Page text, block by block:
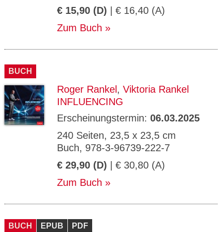
€ 15,90 (D) | € 16,40 (A)
Zum Buch
BUCH
Roger Rankel , Viktoria Rankel
INFLUENCING
Erscheinungstermin: 06.03.2025
240 Seiten, 23,5 x 23,5 cm
Buch, 978-3-96739-222-7
€ 29,90 (D) | € 30,80 (A)
Zum Buch
BUCH EPUB PDF